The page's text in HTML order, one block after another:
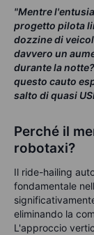
"Mentre
progetto pilota
dozzine di
davvero un
durante la
questo cauto
salto di quasi
Perché il
robotaxi?
Il ride-hailing
fondamentale
eliminando la
L'approccio